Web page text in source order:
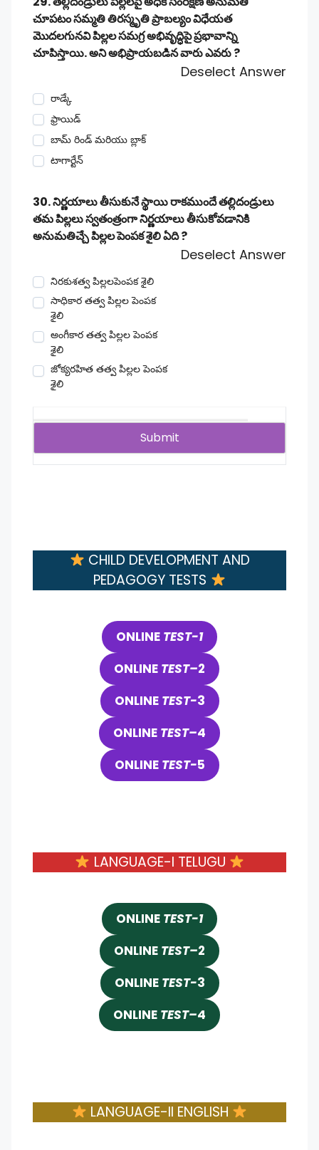
చూపటం సమ్మతి తిరస్మృతి ప్రాబల్యం విధేయత
మొదలగునవి పిల్లల సమగ్ర అభివృద్ధిపై ప్రభావాన్ని
చూపిస్తాయి. అని అభిప్రాయబడిన వారు ఎవరు ?
Deselect Answer
రాడ్కే
ఫ్రాయిడ్
బామ్ రిండ్ మరియు బ్లాక్
టాగార్టేన్
30. నిర్ణయాలు తీసుకునే స్థాయి రాకముందే తల్లిదండ్రులు
తమ పిల్లలు స్వతంత్రంగా నిర్ణయాలు తీసుకోవడానికి
అనుమతిచ్చే పిల్లల పెంపక శైలి ఏది ?
Deselect Answer
నిరకుశత్వ పిల్లలపెంపక శైలి
సాధికార తత్వ పిల్లల పెంపక
శైలి
అంగీకార తత్వ పిల్లల పెంపక
శైలి
జోక్యరహిత తత్వ పిల్లల పెంపక
శైలి
CHILD DEVELOPMENT AND
PEDAGOGY TESTS
ONLINE TEST-1
ONLINE TEST–2
ONLINE TEST-3
ONLINE TEST–4
ONLINE TEST-5
LANGUAGE-I TELUGU
ONLINE TEST-1
ONLINE TEST–2
ONLINE TEST-3
ONLINE TEST–4
LANGUAGE-II ENGLISH